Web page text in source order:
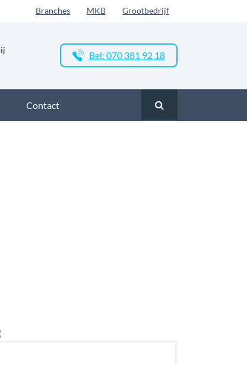
Branches MKB Grootbedrijf
Bel: 070 381 92 18
Contact